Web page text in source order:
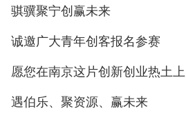
骐骥聚宁创赢未来
诚邀广大青年创客报名参赛
愿您在南京这片创新创业热土上
遇伯乐、聚资源、赢未来